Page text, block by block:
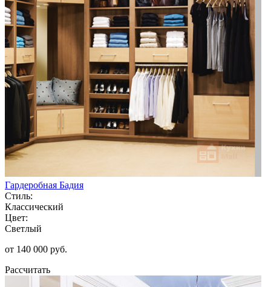
Гардеробная Бадия
Стиль:
Классический
Цвет:
Светлый
от 140 000 руб.
Рассчитать